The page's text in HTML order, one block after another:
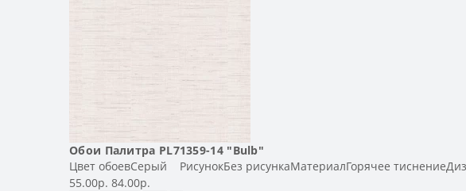
Обои Палитра PL71359-14 "Bulb"
Цвет обоевСерый РисунокБез рисункаМатериалГорячее
55.00р. 84.00р.